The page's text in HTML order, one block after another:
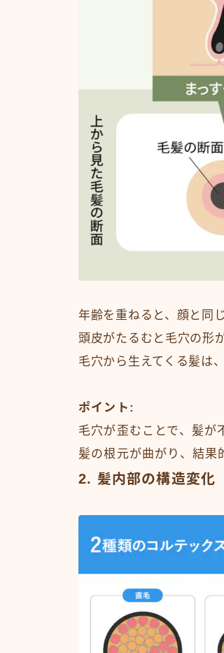
年齢を重ねると、顔と同
頭皮がたるむと毛穴の形
毛穴から生えてくる髪は
ポイント :
毛穴が歪むことで、髪が
髪の根元が曲がり、結果
2. 髪内部の構造変化